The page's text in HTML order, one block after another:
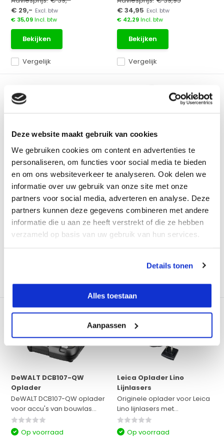
Deze website maakt gebruik van cookies
We gebruiken cookies om content en advertenties te
personaliseren, om functies voor social media te bieden
en om ons websiteverkeer te analyseren. Ook delen we
informatie over uw gebruik van onze site met onze
partners voor social media, adverteren en analyse. Deze
partners kunnen deze gegevens combineren met andere
informatie die u aan ze heeft verstrekt of die ze hebben
verzameld op basis van uw gebruik van hun services.
Details tonen
Alles toestaan
Aanpassen
Vergelijk
€ 29,- Excl. btw
€ 35,09Incl. btw
Bekijken
Vergelijk
€ 34,95 Excl. btw
€ 42,29Incl. btw
Bekijken
ADA Oplader ADA
Lijnlasers
Oplader voor alle ADA
lijnlasers, kies de juiste...
Vergelijk
Op voorraad
Adviesprijs: € 49,-
€ 39,- Excl. btw
Spectra Oplader LT58G
Nieuwe oplader voor de
Spectra LT58G 3x360° lij...
Vergelijk
Op voorraad
Adviesprijs: € 49,-
€ 45,- Excl. btw
Bekijken
DeWALT DCB107-QW
Oplader
DeWALT DCB107-QW oplader
voor accu's van bouwlas...
Op voorraad
Leica Oplader Lino
Lijnlasers
Originele oplader voor Leica
Lino lijnlasers met...
Op voorraad